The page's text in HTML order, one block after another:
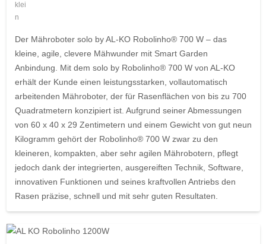
Der Mähroboter solo by AL-KO Robolinho® 700 W – das
kleine, agile, clevere Mähwunder mit Smart Garden
Anbindung. Mit dem solo by Robolinho® 700 W von AL-KO
erhält der Kunde einen leistungsstarken, vollautomatisch
arbeitenden Mähroboter, der für Rasenflächen von bis zu 700
Quadratmetern konzipiert ist. Aufgrund seiner Abmessungen
von 60 x 40 x 29 Zentimetern und einem Gewicht von gut neun
Kilogramm gehört der Robolinho® 700 W zwar zu den
kleineren, kompakten, aber sehr agilen Mährobotern, pflegt
jedoch dank der integrierten, ausgereiften Technik, Software,
innovativen Funktionen und seines kraftvollen Antriebs den
Rasen präzise, schnell und mit sehr guten Resultaten.